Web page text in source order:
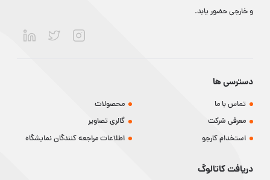
و خارجی حضور یابد.
دسترسی ها
تماس با ما
معرفی شرکت
استخدام کارجو
محصولات
گالری تصاویر
اطلاعات مراجعه کنندگان نمایشگاه
دریافت کاتالوگ